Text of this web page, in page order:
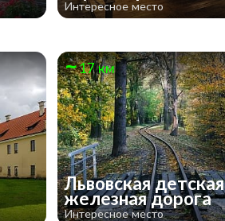
Интересное место
17 км
Львовская детская
железная дорога
Интересное место